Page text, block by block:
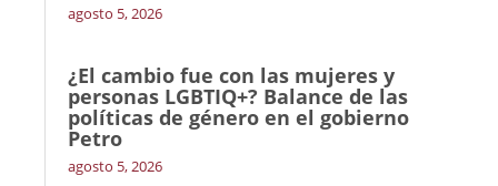
agosto 5, 2026
¿El cambio fue con las mujeres y
personas LGBTIQ+? Balance de las
políticas de género en el gobierno
Petro
agosto 5, 2026